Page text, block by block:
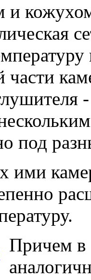
и
части
под
ими
Причем в